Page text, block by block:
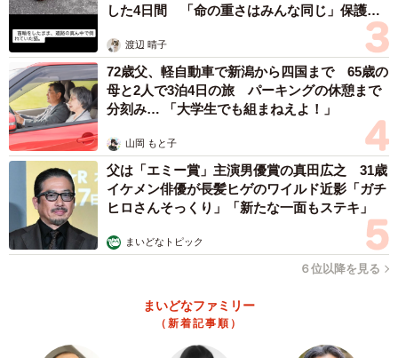
普段は3体置かれたうさぎに加え、毎月1日のみブロンズの
「みかえり兎」も降臨。2023年の運試しも兼ねて、ぜひ巡
ってみてください。もし、3周してもうさぎを見つけられな
かった時は、本殿左横建物の壁面に配置が記されているの
で、こちらをチェックして。
した4日間 「命の重さはみんな同じ」保護団
渡辺 晴子
72歳父、軽自動車で新潟から四国まで 65歳の
母と2人で3泊4日の旅 パーキングの休憩まで
分刻み… 「大学生でも組まねえよ！」
山岡 もと子
父は「エミー賞」主演男優賞の真田広之 31歳
イケメン俳優が長髪ヒゲのワイルド近影「ガチ
ヒロさんそっくり」「新たな一面もステキ」
まいどなトピック
６位以降を見る
まいどなファミリー
（新着記事順）